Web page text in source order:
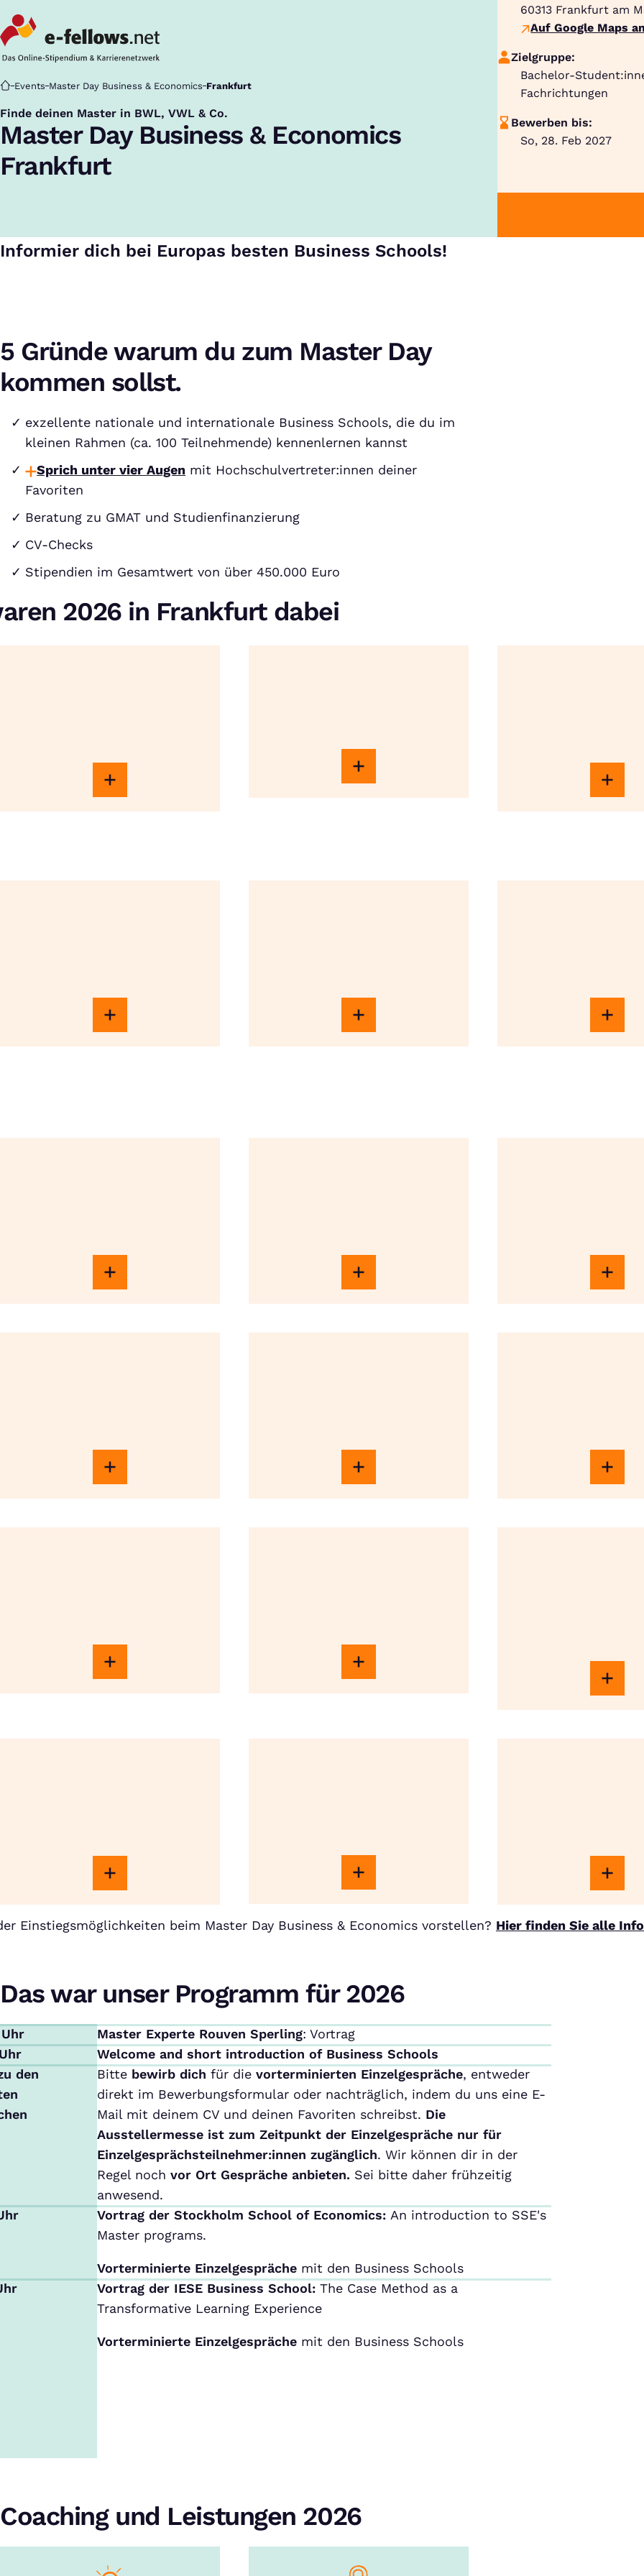
Startseite
Events Master Day Business & Economics Frankfurt
Finde deinen Master in BWL, VWL & Co.
:
Master Day Business & Economics
Frankfurt
60313 Frankfurt am
Auf Google Maps
Zielgruppe:
Bachelor-
Fachrichtungen
Bewerben bis:
So, 28. Feb 2027
Informier dich bei Europas besten Business Schools!
5 Gründe warum du zum Master Day
kommen sollst.
exzellente nationale und internationale Business Schools, die du im
kleinen Rahmen (ca. 100 Teilnehmende) kennenlernen kannst
Sprich unter vier Augen mit Hochschulvertreter:innen deiner
Favoriten
Beratung zu GMAT und Studienfinanzierung
CV-Checks
Stipendien im Gesamtwert von über 450.000 Euro
2026 in Frankfurt dabei
Einstiegsmöglichkeiten beim Master Day Business & Economics vorstellen? Hier finden Sie alle
Das war unser Programm für 2026
Master Experte Rouven Sperling: Vortrag
Welcome and short introduction of Business Schools
den
Bitte bewirb dich für die vorterminierten Einzelgespräche, entweder
direkt im Bewerbungsformular oder nachträglich, indem du uns eine E-
Mail mit deinem CV und deinen Favoriten schreibst. Die
Ausstellermesse ist zum Zeitpunkt der Einzelgespräche nur für
Einzelgesprächsteilnehmer:innen zugänglich. Wir können dir in der
Regel noch vor Ort Gespräche anbieten. Sei bitte daher frühzeitig
anwesend.
Vortrag der Stockholm School of Economics: An introduction to SSE's
Master programs.
Vorterminierte Einzelgesprächemit den Business Schools
Vortrag der IESE Business School: The Case Method as a
Transformative Learning Experience
Vorterminierte Einzelgesprächemit den Business Schools
Coaching und Leistungen 2026